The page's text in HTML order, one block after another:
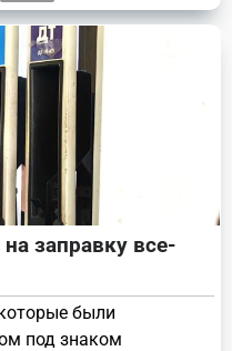
заправку все-
были
под знаком